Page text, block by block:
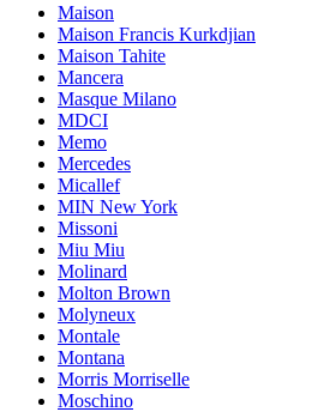
Maison
Maison Francis Kurkdjian
Maison Tahite
Mancera
Masque Milano
MDCI
Memo
Mercedes
Micallef
MIN New York
Missoni
Miu Miu
Molinard
Molton Brown
Molyneux
Montale
Montana
Morris Morriselle
Moschino